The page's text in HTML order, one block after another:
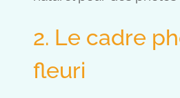
2. Le cadre
fleuri